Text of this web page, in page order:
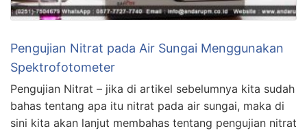
Pengujian Nitrat pada Air Sungai Menggunakan
Spektrofotometer
Pengujian Nitrat – jika di artikel sebelumnya kita sudah
bahas tentang apa itu nitrat pada air sungai, maka di
sini kita akan lanjut membahas tentang pengujian nitrat